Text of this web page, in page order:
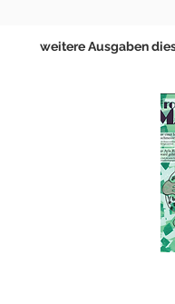
weitere Ausgaben